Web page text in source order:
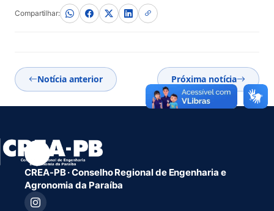
Compartilhar:
Notícia anterior Próxima notícia
CREA-PB · Conselho Regional de Engenharia e
Agronomia da Paraíba